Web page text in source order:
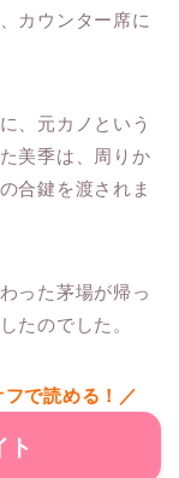
カウンター席に
、元カノという
美季は、周りか
合鍵を渡されま
った茅場が帰っ
たのでした。
で読める！／
ト